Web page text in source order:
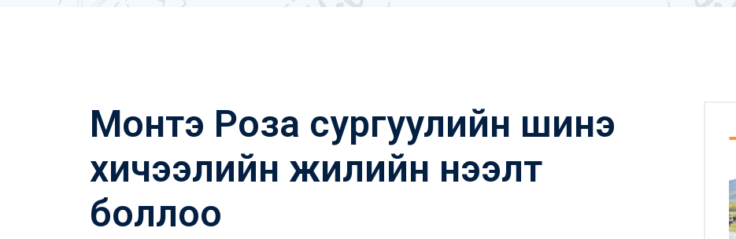
Монтэ Роза сургуулийн шинэ
хичээлийн жилийн нээлт
боллоо